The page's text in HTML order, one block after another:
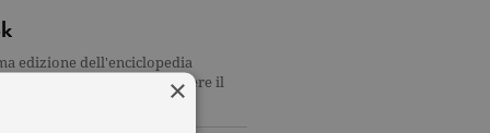
edizione dell'enciclopedia
era quella di mettere il
×